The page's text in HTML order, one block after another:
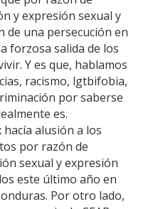
y expresión sexual y
de una persecución en
forzosa salida de los
Y es que, hablamos
racismo, lgtbifobia,
por saberse
es.
hacía alusión a los
por razón de
sexual y expresión
este último año en
Por otro lado,